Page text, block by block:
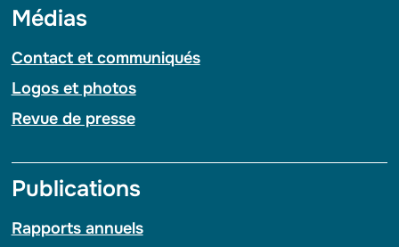
Médias
Contact et communiqués
Logos et photos
Revue de presse
Publications
Rapports annuels